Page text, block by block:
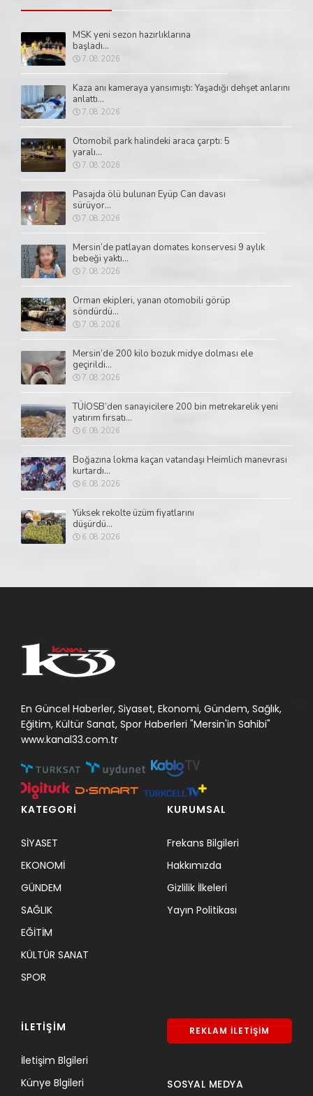
MSK yeni sezon hazırlıklarına
başladı...
7.08.2026
Kaza anı kameraya yansımıştı: Yaşadığı dehşet anlarını
anlattı...
7.08.2026
Otomobil park halindeki araca çarptı: 5
yaralı...
7.08.2026
Pasajda ölü bulunan Eyüp Can davası
sürüyor...
7.08.2026
Mersin’de patlayan domates konservesi 9 aylık
bebeği yaktı...
7.08.2026
Orman ekipleri, yanan otomobili görüp
söndürdü...
7.08.2026
Mersin’de 200 kilo bozuk midye dolması ele
geçirildi...
7.08.2026
TÜİOSB’den sanayicilere 200 bin metrekarelik yeni
yatırım fırsatı...
6.08.2026
Boğazına lokma kaçan vatandaşı Heimlich manevrası
kurtardı...
6.08.2026
Yüksek rekolte üzüm fiyatlarını
düşürdü...
6.08.2026
En Güncel Haberler, Siyaset, Ekonomi, Gündem, Sağlık,
Eğitim, Kültür Sanat, Spor Haberleri "Mersin'in Sahibi"
www.kanal33.com.tr
KATEGORİ
SİYASET
EKONOMİ
GÜNDEM
SAĞLIK
EĞİTİM
KÜLTÜR SANAT
SPOR
KURUMSAL
Frekans Bilgileri
Hakkımızda
Gizlilik İlkeleri
Yayın Politikası
İLETİŞİM
İletişim Blgileri
Künye Blgileri
REKLAM İLETİŞİM
SOSYAL MEDYA